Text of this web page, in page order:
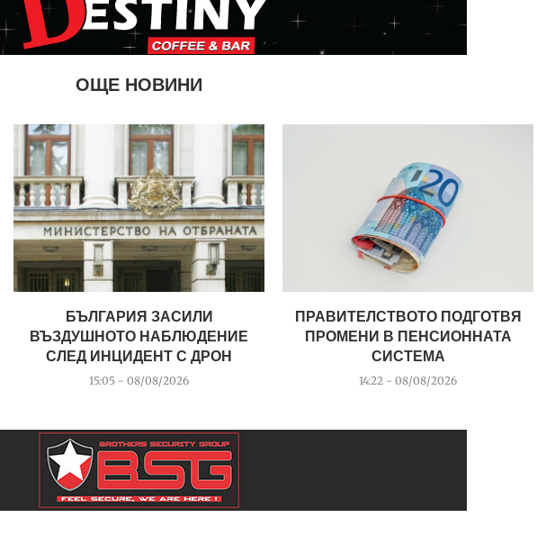
ОЩЕ НОВИНИ
БЪЛГАРИЯ ЗАСИЛИ
ВЪЗДУШНОТО НАБЛЮДЕНИЕ
СЛЕД ИНЦИДЕНТ С ДРОН
15:05 - 08/08/2026
ПРАВИТЕЛСТВОТО ПОДГОТВЯ
ПРОМЕНИ В ПЕНСИОННАТА
СИСТЕМА
14:22 - 08/08/2026